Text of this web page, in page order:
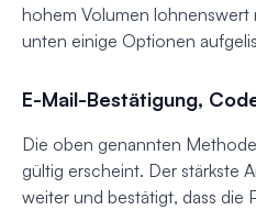
hohem Volumen
unten einige Optionen
E-Mail-Bestätigung,
Die oben genannten
gültig erscheint. Der stärkste
weiter und bestätigt, dass die